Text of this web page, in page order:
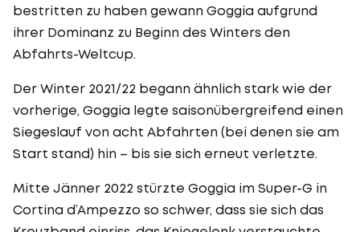
bestritten zu haben gewann Goggia aufgrund
ihrer Dominanz zu Beginn des Winters den
Abfahrts-Weltcup.
Der Winter 2021/22 begann ähnlich stark wie der
vorherige, Goggia legte saisonübergreifend einen
Siegeslauf von acht Abfahrten (bei denen sie am
Start stand) hin – bis sie sich erneut verletzte.
Mitte Jänner 2022 stürzte Goggia im Super-G in
Cortina d’Ampezzo so schwer, dass sie sich das